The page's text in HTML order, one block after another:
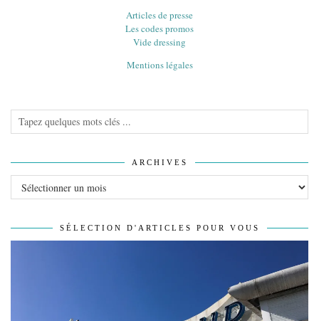
Articles de presse
Les codes promos
Vide dressing
Mentions légales
ARCHIVES
SÉLECTION D'ARTICLES POUR VOUS